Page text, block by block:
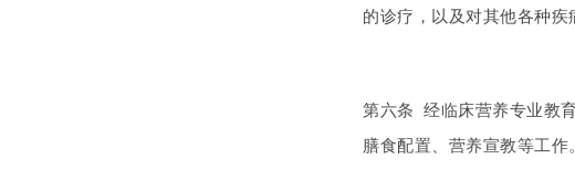
的诊疗，以及对其他各种疾
第六条 经临床营养专业教
膳食配置、营养宣教等工作。